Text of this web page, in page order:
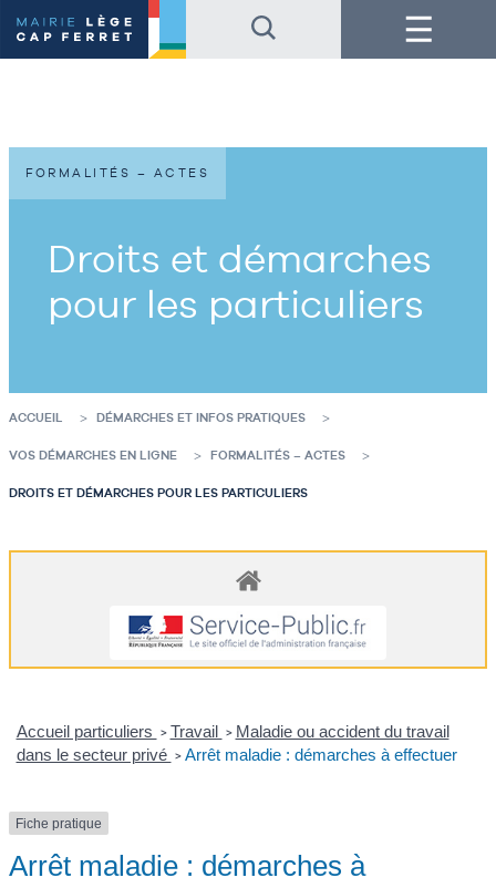
au
contenu
de
au
pied
de
Menu
Droits et démarches
pour les particuliers
FORMALITÉS – ACTES
ACCUEIL DÉMARCHES ET INFOS PRATIQUES
VOS DÉMARCHES EN LIGNE FORMALITÉS – ACTES
DROITS ET DÉMARCHES POUR LES PARTICULIERS
Accueil particuliers > Travail > Maladie ou accident du travail
dans le secteur privé > Arrêt maladie : démarches à effectuer
Fiche pratique
Arrêt maladie : démarches à